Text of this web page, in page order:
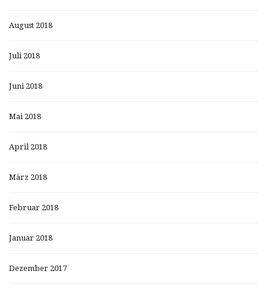
August 2018
Juli 2018
Juni 2018
Mai 2018
April 2018
März 2018
Februar 2018
Januar 2018
Dezember 2017